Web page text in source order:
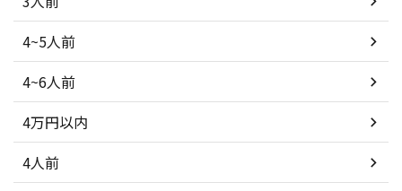
4~5人前
4~6人前
4万円以内
4人前